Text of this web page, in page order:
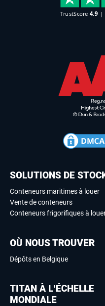
SOLUTIONS DE
Conteneurs maritimes à louer
Vente de conteneurs
Conteneurs frigorifiques à
OÙ NOUS TROUVER
Dépôts en Belgique
TITAN À L’ÉCHELLE
MONDIALE